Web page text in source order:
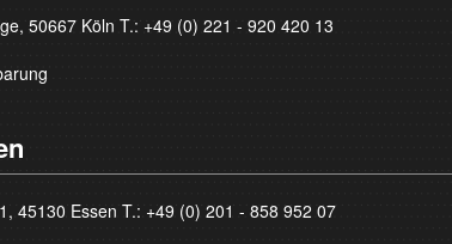
50667 Köln T.: +49 (0) 221 - 920 420 13
45130 Essen T.: +49 (0) 201 - 858 952 07